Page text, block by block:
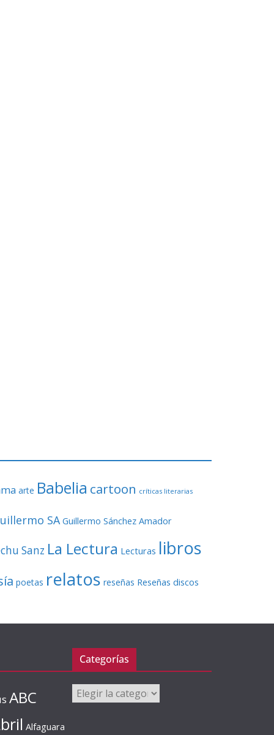
arte Babelia cartoon críticas literarias
SA Guillermo Sánchez Amador
Sanz La Lectura Lecturas libros
poetas relatos reseñas Reseñas discos
ABC
Alfaguara
Categorías
Categorías